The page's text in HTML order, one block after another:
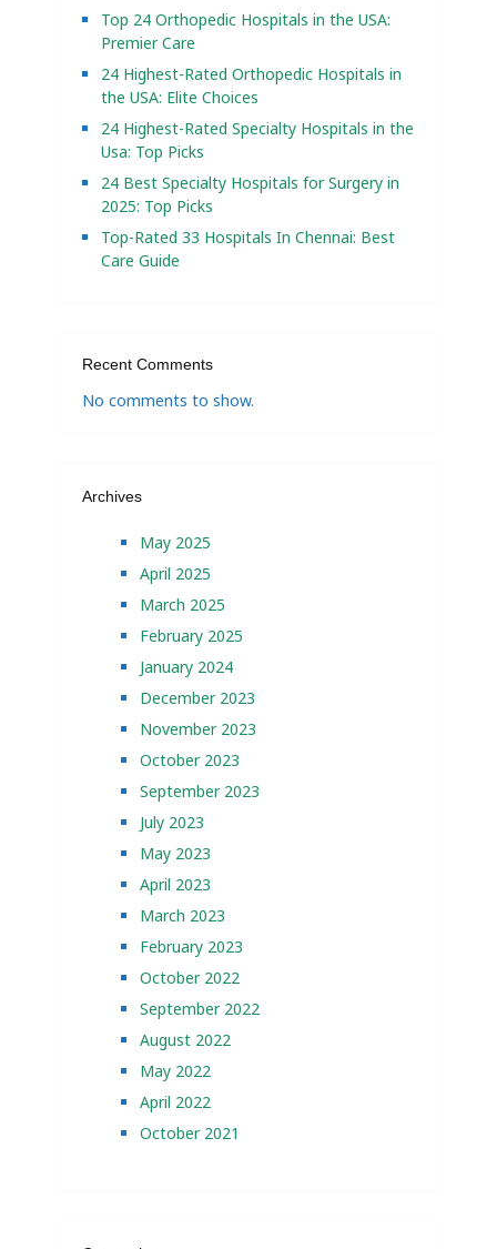
Top 24 Orthopedic Hospitals in the USA:
Premier Care
24 Highest-Rated Orthopedic Hospitals in
the USA: Elite Choices
24 Highest-Rated Specialty Hospitals in the
Usa: Top Picks
24 Best Specialty Hospitals for Surgery in
2025: Top Picks
Top-Rated 33 Hospitals In Chennai: Best
Care Guide
Recent Comments
No comments to show.
Archives
May 2025
April 2025
March 2025
February 2025
January 2024
December 2023
November 2023
October 2023
September 2023
July 2023
May 2023
April 2023
March 2023
February 2023
October 2022
September 2022
August 2022
May 2022
April 2022
October 2021